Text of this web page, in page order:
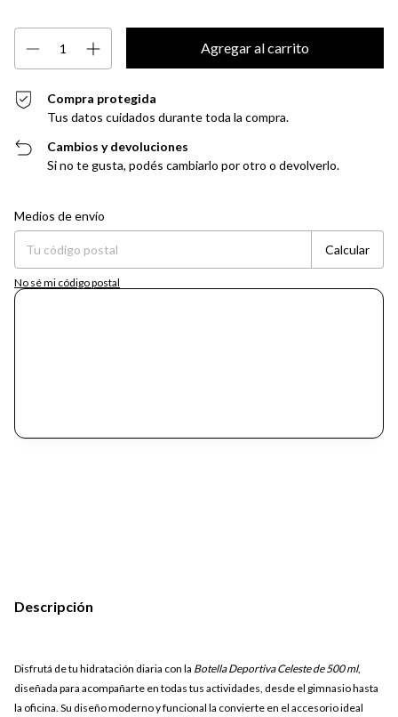
Compra protegida
Tus datos cuidados durante toda la compra.
Cambios y devoluciones
Si no te gusta, podés cambiarlo por otro o devolverlo.
Entregas para el CP:
Medios de envío
Calcular
No sé mi código postal
Descripción
Disfrutá de tu hidratación diaria con la Botella Deportiva Celeste de 500 ml,
diseñada para acompañarte en todas tus actividades, desde el gimnasio hasta
la oficina. Su diseño moderno y funcional la convierte en el accesorio ideal